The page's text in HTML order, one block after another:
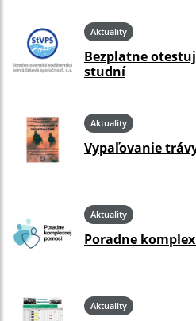
Aktuality
Bezplatne
studní
Aktuality
Vypaľovanie
Aktuality
Poradne
Aktuality